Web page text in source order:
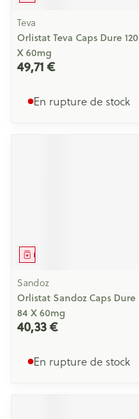
Teva
Orlistat Teva Caps Dure 120
X 60mg
49,71 €
En rupture de stock
Médicament
Sandoz
Orlistat Sandoz Caps Dure
84 X 60mg
40,33 €
En rupture de stock